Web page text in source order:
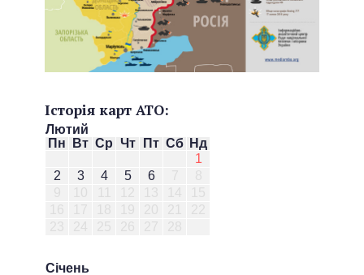
Історія карт АТО:
Лютий
Пн
Вт Ср Чт Пт Сб Нд
1
2
3 4 5 6
Січень